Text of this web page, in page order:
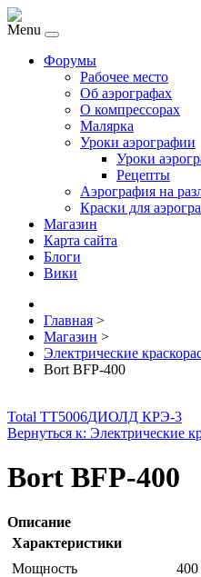
Menu
Форумы
Рабочее место
Об аэрографах
О компрессорах
Малярка
Уроки аэрографии
Уроки
Рецепты
Аэрография на
Краски для
Магазин
Карта сайта
Блоги
Вики
Главная >
Магазин >
Электрические
Bort BFP-400
Total TT5006ДИОЛД КРЭ-3
Вернуться к: Электрические
Bort BFP-400
Описание
Характеристики
Мощность